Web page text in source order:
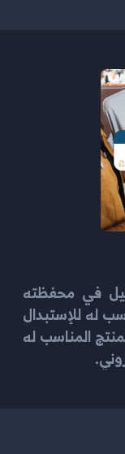
في محفظته
له للإستبدال
المناسب له